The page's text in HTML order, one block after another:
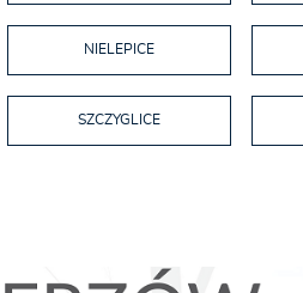
NIELEPICE
SZCZYGLICE